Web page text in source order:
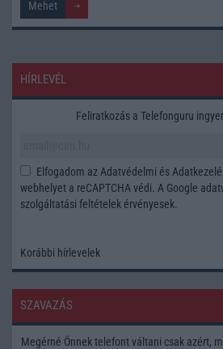
HÍRLEVÉL
Feliratkozás a Telefonguru
Elfogadom az Adatvédelmi és
webhelyet a reCAPTCHA védi. A Google
szolgáltatási feltételek érvényesek.
Korábbi hírlevelek
SZAVAZÁS
Megérné Önnek telefont váltani csak azért,